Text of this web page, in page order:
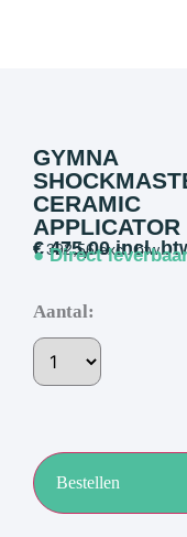
GYMNA
CERAMIC
APPLICATOR
€475,00incl.
€392,56excl. btw
● Direct
Aantal:
Bestellen